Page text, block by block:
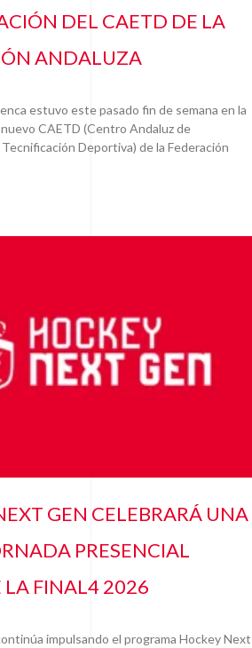
DEL CAETD DE LA
ANDALUZA
estuvo este pasado fin de semana en la
CAETD (Centro Andaluz de
Deportiva) de la Federación
GEN CELEBRARÁ UNA
PRESENCIAL
LA FINAL4 2026
impulsando el programa Hockey Next